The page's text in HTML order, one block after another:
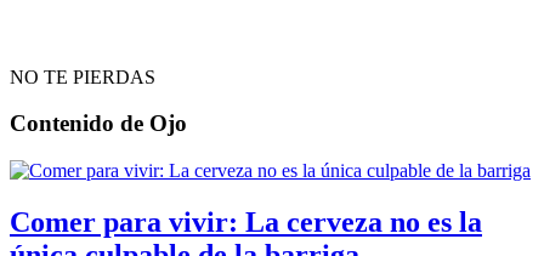
NO TE PIERDAS
Contenido de Ojo
Comer para vivir: La cerveza no es la